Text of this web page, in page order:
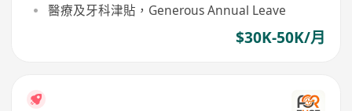
醫療及牙科津貼，Generous Annual Leave
$30K-50K/月